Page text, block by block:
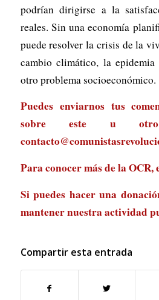
podrían dirigirse a la
reales. Sin una economía
puede resolver la crisis de la
cambio climático, la
otro problema socioeconómico.
Puedes enviarnos tus
sobre este u
Para conocer más de la OCR,
Si puedes hacer una
mantener nuestra actividad
Compartir esta entrada